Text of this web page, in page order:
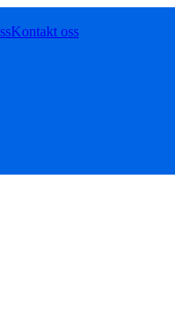
Kontakt oss